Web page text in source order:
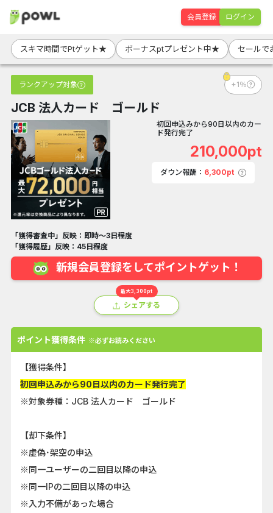
会員登録 ログイン
スキマ時間でPtゲット★ ボーナスptプレゼント中★ セールで
ランクアップ対象 +1％
JCB 法人カード ゴールド
初回申込みから90日以内のカー
ド発行完了
210,000pt
ダウン報酬： 6,300pt
「獲得審査中」反映：即時～3日程度
「獲得履歴」反映：45日程度
新規会員登録をしてポイントゲット！
最大3,300pt
シェアする
ポイント獲得条件 ※必ずお読みください
【獲得条件】
初回申込みから90日以内のカード発行完了
※対象券種：JCB 法人カード ゴールド
【却下条件】
※虚偽･架空の申込
※同一ユーザーの二回目以降の申込
※同一IPの二回目以降の申込
※入力不備があった場合